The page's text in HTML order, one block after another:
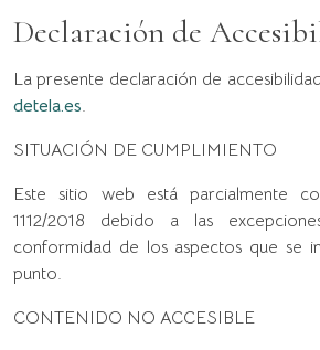
Declaración de
La presente declaración de
detela.es.
SITUACIÓN DE CUMPLIMIENTO
Este sitio web está parcialmente
1112/2018 debido a las
conformidad de los aspectos que se
punto.
CONTENIDO NO ACCESIBLE